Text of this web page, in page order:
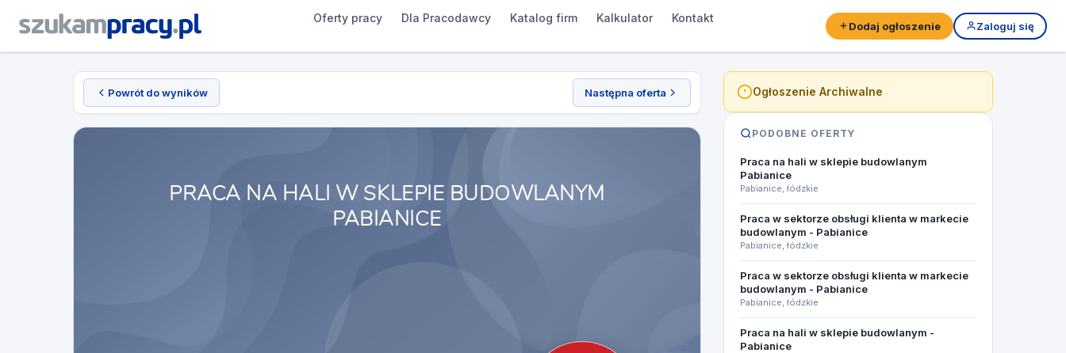
Oferty pracy Dla Pracodawcy Katalog firm Kalkulator Kontakt
Dodaj ogłoszenie Zaloguj się
Powrót do wyników Następna oferta
PRACA NA HALI W SKLEPIE BUDOWLANYM
PABIANICE
Ogłoszenie Archiwalne
PODOBNE OFERTY
Praca na hali w sklepie budowlanym
Pabianice
Pabianice, łódzkie
Praca w sektorze obsługi klienta w markecie
budowlanym - Pabianice
Pabianice, łódzkie
Praca w sektorze obsługi klienta w markecie
budowlanym - Pabianice
Pabianice, łódzkie
Praca na hali w sklepie budowlanym -
Pabianice